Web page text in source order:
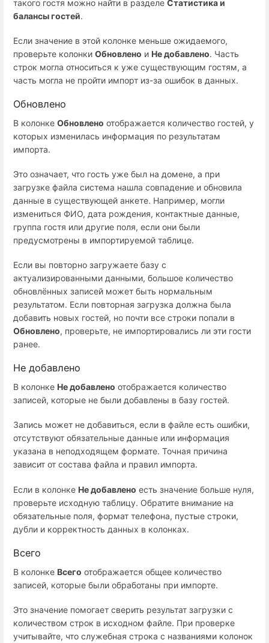
такого гостя можно найти в разделе Статистика и
балансы гостей.
Если значение в этой колонке меньше ожидаемого,
проверьте колонки Обновлено и Не добавлено. Часть
строк могла относиться к уже существующим гостям, а
часть могла не пройти импорт из-за ошибок в данных.
Обновлено
В колонке Обновлено отображается количество гостей, у
которых изменилась информация по результатам
импорта.
Это означает, что гость уже был на домене, а при
загрузке файла система нашла совпадение и обновила
данные в существующей анкете. Например, могли
измениться ФИО, дата рождения, контактные данные,
группа гостя или другие поля, если они были
предусмотрены в импортируемой таблице.
Если вы повторно загружаете базу с
актуализированными данными, большое количество
обновлённых записей может быть нормальным
результатом. Если повторная загрузка должна была
добавить новых гостей, но почти все строки попали в
Обновлено, проверьте, не импортировались ли эти гости
ранее.
Не добавлено
В колонке Не добавлено отображается количество
записей, которые не были добавлены в базу гостей.
Запись может не добавиться, если в файле есть ошибки,
отсутствуют обязательные данные или информация
указана в неподходящем формате. Точная причина
зависит от состава файла и правил импорта.
Если в колонке Не добавлено есть значение больше нуля,
проверьте исходную таблицу. Обратите внимание на
обязательные поля, формат телефона, пустые строки,
дубли и корректность данных в колонках.
Всего
В колонке Всего отображается общее количество
записей, которые были обработаны при импорте.
Это значение помогает сверить результат загрузки с
количеством строк в исходном файле. При проверке
учитывайте, что служебная строка с названиями колонок